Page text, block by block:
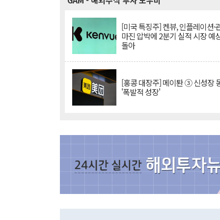
[미국 특징주] 켄뷰, 인플레이션·
마진 압박에 2분기 실적 시장 예
돌아
[홍콩 대장주] 메이퇀 ③ 신성장
'폭발적 성장'